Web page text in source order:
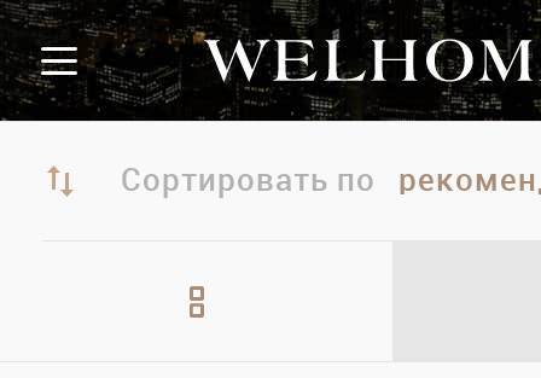
Сортировать по